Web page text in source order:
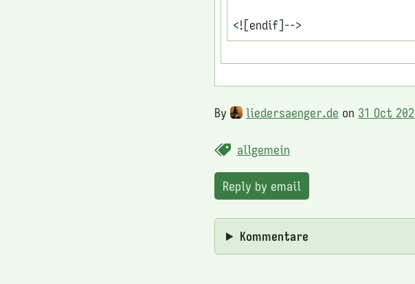
<![endif]-->
By liedersaenger.de on 31 Oct
allgemein
Reply by email
Kommentare